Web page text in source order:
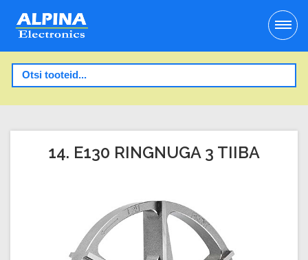
14. E130 RINGNUGA 3 TIIBA